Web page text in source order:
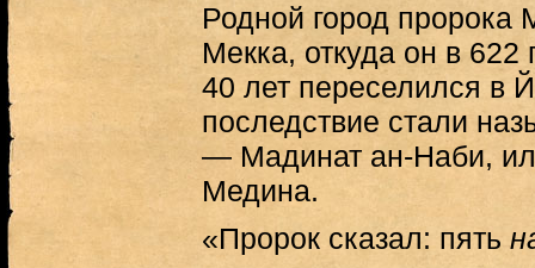
Родной город
Мекка, откуда он в 622
40 лет переселился в
последствие стали
— Мадинат ан-Наби,
Медина.
«Пророк сказал: пять